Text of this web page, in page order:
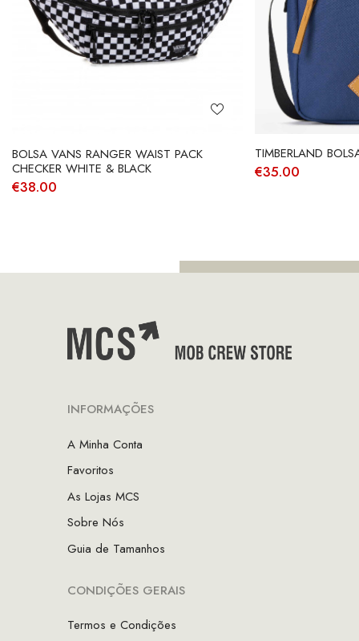
BOLSA VANS RANGER WAIST PACK
CHECKER WHITE & BLACK
€38.00
TIMBERLAND
€35.00
INFORMAÇÕES
A Minha Conta
Favoritos
As Lojas MCS
Sobre Nós
Guia de Tamanhos
CONDIÇÕES GERAIS
Termos e Condições